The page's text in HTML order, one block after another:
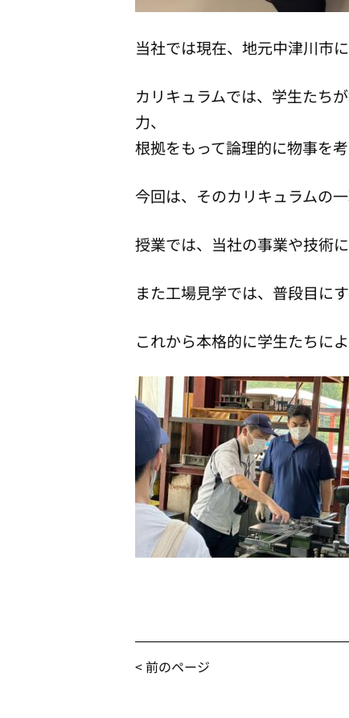
当社では現在、地元中津川市
カリキュラムでは、学生たち
力、
根拠をもって論理的に物事を
今回は、そのカリキュラムの
授業では、当社の事業や技術
また工場見学では、普段目に
これから本格的に学生たちに
< 前のページ